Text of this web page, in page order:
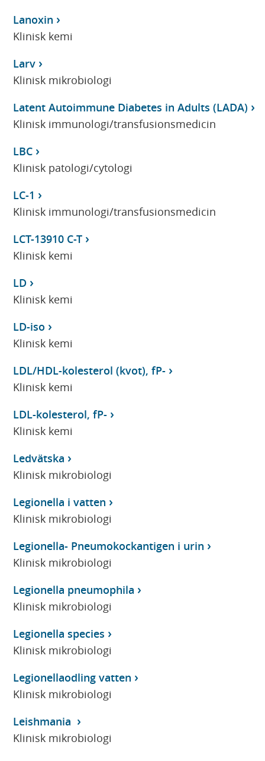
Lanoxin
Klinisk kemi
Larv
Klinisk mikrobiologi
Latent Autoimmune Diabetes in Adults (LADA)
Klinisk immunologi/transfusionsmedicin
LBC
Klinisk patologi/cytologi
LC-1
Klinisk immunologi/transfusionsmedicin
LCT-13910 C-T
Klinisk kemi
LD
Klinisk kemi
LD-iso
Klinisk kemi
LDL/HDL-kolesterol (kvot), fP-
Klinisk kemi
LDL-kolesterol, fP-
Klinisk kemi
Ledvätska
Klinisk mikrobiologi
Legionella i vatten
Klinisk mikrobiologi
Legionella- Pneumokockantigen i urin
Klinisk mikrobiologi
Legionella pneumophila
Klinisk mikrobiologi
Legionella species
Klinisk mikrobiologi
Legionellaodling vatten
Klinisk mikrobiologi
Leishmania
Klinisk mikrobiologi